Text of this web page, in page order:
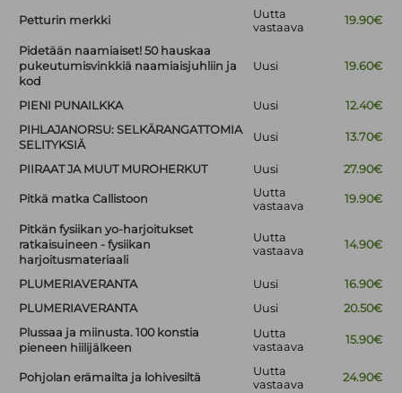
Petturin merkki
Uutta
vastaava
19.90€
Pidetään naamiaiset! 50 hauskaa
pukeutumisvinkkiä naamiaisjuhliin ja
kod
Uusi 19.60€
PIENI PUNAILKKA Uusi
12.40€
PIHLAJANORSU: SELKÄRANGATTOMIA
SELITYKSIÄ
Uusi 13.70€
PIIRAAT JA MUUT MUROHERKUT Uusi 27.90€
Pitkä matka Callistoon
Uutta
vastaava
19.90€
Pitkän fysiikan yo-harjoitukset
ratkaisuineen - fysiikan
harjoitusmateriaali
Uutta
vastaava
14.90€
PLUMERIAVERANTA Uusi
16.90€
PLUMERIAVERANTA
Uusi
20.50€
Plussaa ja miinusta. 100 konstia
pieneen hiilijälkeen
Uutta
vastaava
15.90€
Pohjolan erämailta ja lohivesiltä
Uutta
vastaava
24.90€